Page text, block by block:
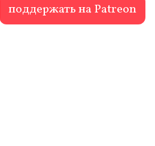
поддержать на Patreon